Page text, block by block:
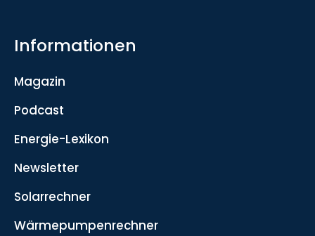
Informationen
Magazin
Podcast
Energie-Lexikon
Newsletter
Solarrechner
Wärmepumpenrechner